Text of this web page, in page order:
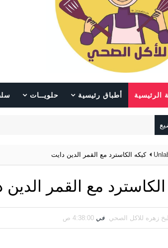
الرئيسية أطباق رئيسية حلويــات
كيكه الكاسترد مع القمر الدين دايت
مع القمر الدين
زهره للاكل الصحي في 4:38:00 ص